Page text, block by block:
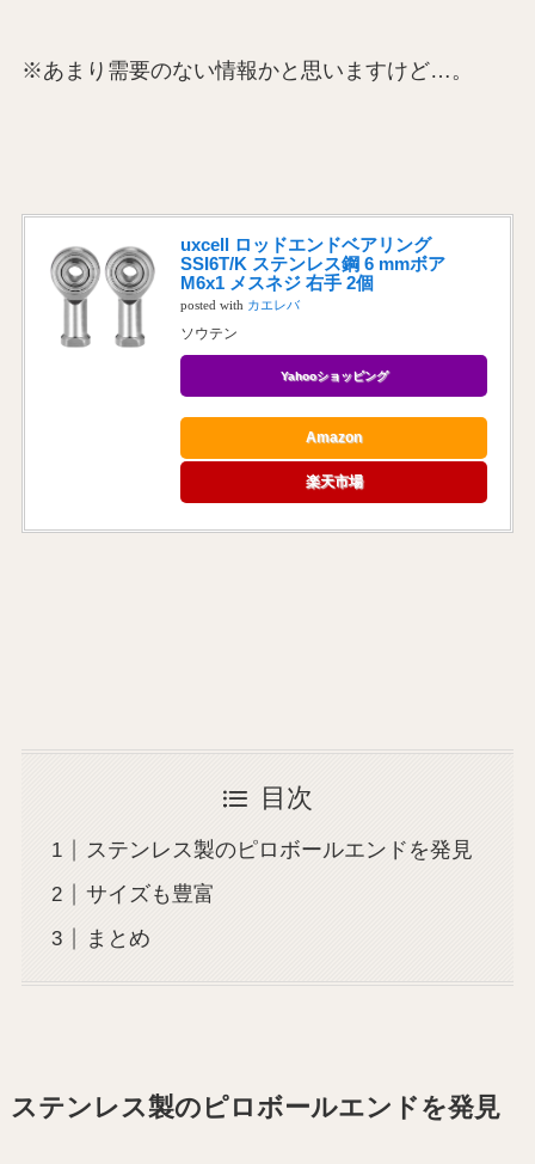
※あまり需要のない情報かと思いますけど…。
uxcell ロッドエンドベアリング
SSI6T/K ステンレス鋼 6 mmボア
M6x1 メスネジ 右手 2個
posted with カエレバ
ソウテン
Yahooショッピング
Amazon
楽天市場
目次
ステンレス製のピロボールエンドを発見
サイズも豊富
まとめ
ステンレス製のピロボールエンドを発見